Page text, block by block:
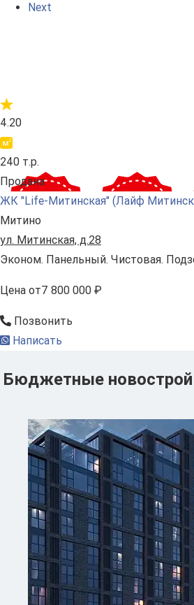
Next
4.20
240 т.р.
Продана
ЖК "Life-Митинская" (Лайф
Митино
ул. Митинская, д.28
Эконом. Панельный. Чистовая.
Цена от7 800 000 ₽
Позвонить
Написать
Бюджетные